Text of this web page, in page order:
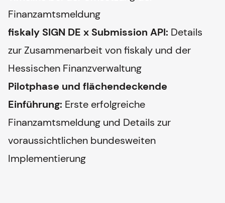
Finanzamtsmeldung
fiskaly SIGN DE x Submission API: Details
zur Zusammenarbeit von fiskaly und der
Hessischen Finanzverwaltung
Pilotphase und flächendeckende
Einführung: Erste erfolgreiche
Finanzamtsmeldung und Details zur
voraussichtlichen bundesweiten
Implementierung